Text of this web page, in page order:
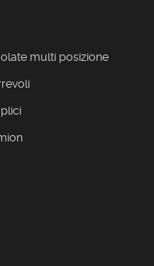
multi posizione